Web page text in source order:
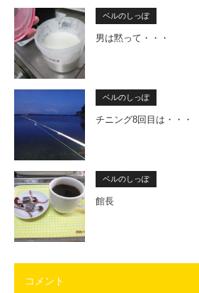
ベルのしっぽ
男は黙って・・・
ベルのしっぽ
チニング8回目は・・・
ベルのしっぽ
館長
コメント